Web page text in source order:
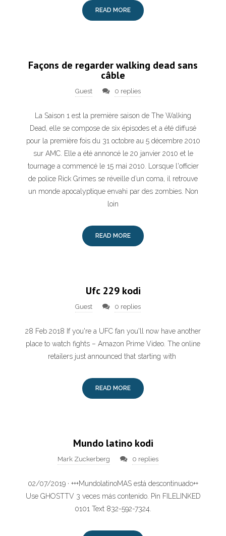
READ MORE
Façons de regarder walking dead sans
câble
Guest 0 replies
La Saison 1 est la première saison de The Walking
Dead, elle se compose de six épisodes et a été diffusé
pour la première fois du 31 octobre au 5 décembre 2010
sur AMC. Elle a été annoncé le 20 janvier 2010 et le
tournage a commencé le 15 mai 2010. Lorsque l'officier
de police Rick Grimes se réveille d’un coma, il retrouve
un monde apocalyptique envahi par des zombies. Non
loin
READ MORE
Ufc 229 kodi
Guest 0 replies
28 Feb 2018 If you're a UFC fan you'll now have another
place to watch fights – Amazon Prime Video. The online
retailers just announced that starting with
READ MORE
Mundo latino kodi
Mark Zuckerberg 0 replies
02/07/2019 · +++MundolatinoMAS está descontinuado++
Use GHOSTTV 3 veces más contenido. Pin FILELINKED
0101 Text 832-592-7324.